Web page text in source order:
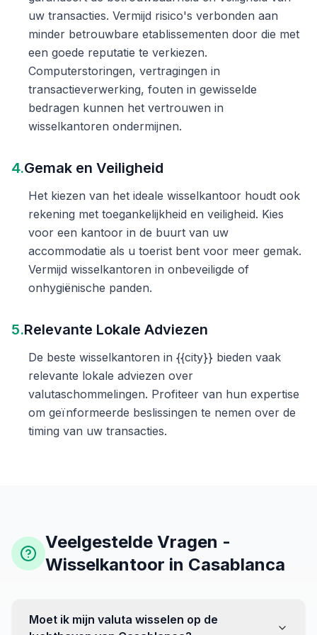
uw transacties. Vermijd risico's verbonden aan
minder betrouwbare etablissementen door die met
een goede reputatie te verkiezen.
Computerstoringen, vertragingen in
transactieverwerking, fouten in gewisselde
bedragen kunnen het vertrouwen in
wisselkantoren ondermijnen.
4.Gemak en Veiligheid
Het kiezen van het ideale wisselkantoor houdt ook
rekening met toegankelijkheid en veiligheid. Kies
voor een kantoor in de buurt van uw
accommodatie als u toerist bent voor meer gemak.
Vermijd wisselkantoren in onbeveiligde of
onhygiënische panden.
5.Relevante Lokale Adviezen
De beste wisselkantoren in {{city}} bieden vaak
relevante lokale adviezen over
valutaschommelingen. Profiteer van hun expertise
om geïnformeerde beslissingen te nemen over de
timing van uw transacties.
Veelgestelde Vragen -
Wisselkantoor in Casablanca
Moet ik mijn valuta wisselen op de